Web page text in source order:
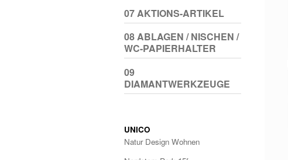
07 AKTIONS-ARTIKEL
08 ABLAGEN / NISCHEN /
WC-PAPIERHALTER
09
DIAMANTWERKZEUGE
UNICO
Natur Design Wohnen